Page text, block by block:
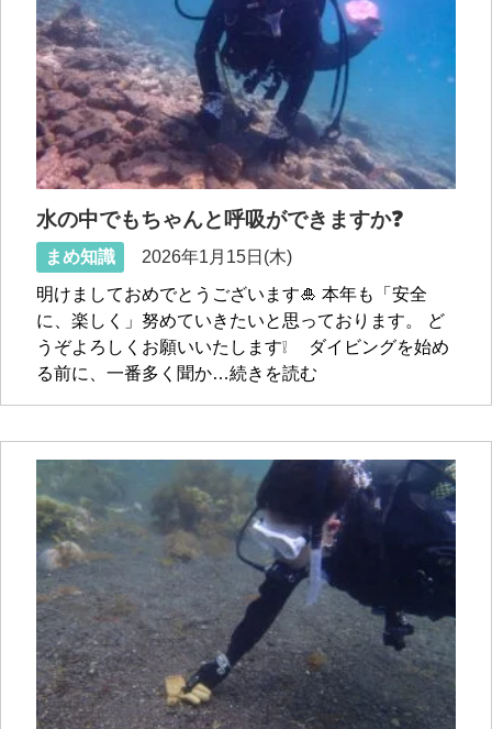
水の中でもちゃんと呼吸ができますか❓
まめ知識
2026年1月15日(木)
明けましておめでとうございます🎍 本年も「安全
に、楽しく」努めていきたいと思っております。 ど
うぞよろしくお願いいたします❕ ダイビングを始め
る前に、一番多く聞か…続きを読む